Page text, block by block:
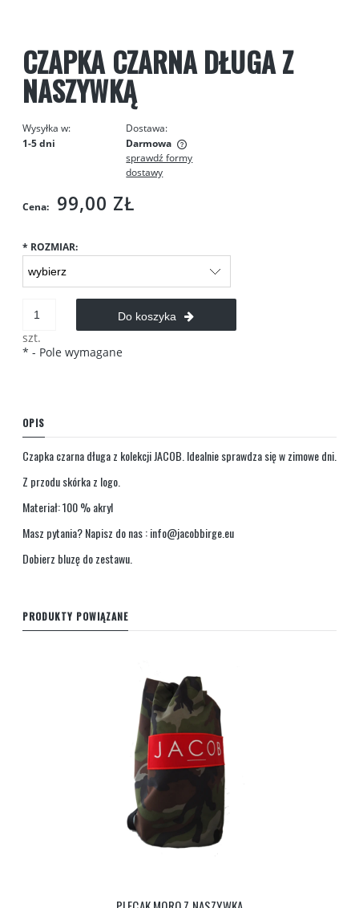
CZAPKA CZARNA DŁUGA Z
NASZYWKĄ
Wysyłka w:
1-5 dni
Dostawa:
Darmowa
Cena nie zawiera ewentualnych kosztów płatności
sprawdź formy
dostawy
Cena: 99,00 ZŁ
* ROZMIAR:
szt.
Do koszyka
* - Pole wymagane
OPIS
Czapka czarna długa z kolekcji JACOB. Idealnie sprawdza się w zimowe dni.
Z przodu skórka z logo.
Materiał: 100 % akryl
Masz pytania? Napisz do nas :info@jacobbirge.eu
Dobierz bluzędo zestawu.
PRODUKTY POWIĄZANE